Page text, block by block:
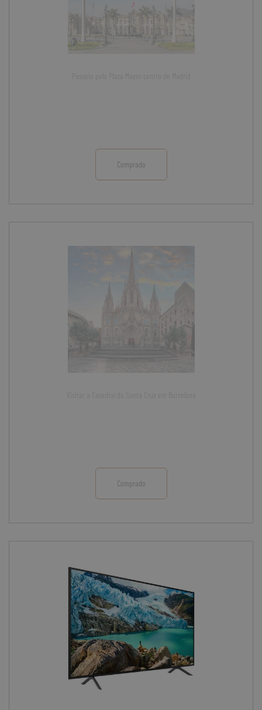
Passeio pelo Plaza Mayor centro de Madrid
Comprado
Visitar a Catedral da Santa Cruz em Barcelona
Comprado